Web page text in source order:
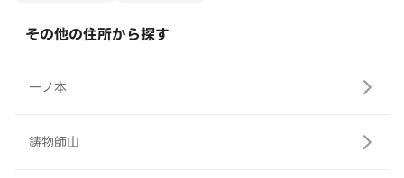
その他の住所から探す
一ノ本
鋳物師山